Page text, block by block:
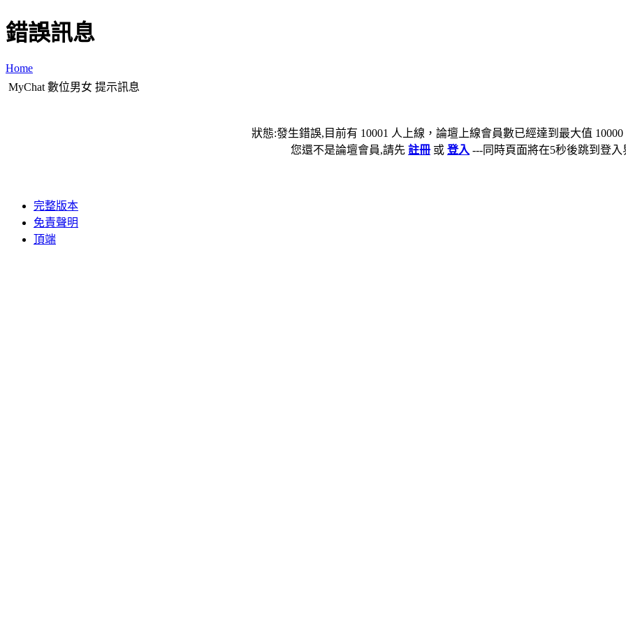
錯誤訊息
Home
MyChat 數位男女 提示訊息
狀態:發生錯誤,目前有 10001 人上線，論壇上線會員數已經達到最大值
您還不是論壇會員,請先 註冊 或 登入 ---同時頁面將在5秒後跳到登入
完整版本
免責聲明
頂端